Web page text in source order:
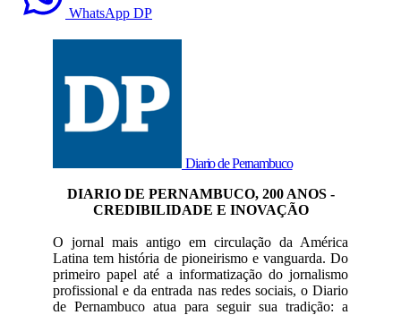
WhatsApp DP
Diario de Pernambuco
DIARIO DE PERNAMBUCO, 200 ANOS -
CREDIBILIDADE E INOVAÇÃO
O jornal mais antigo em circulação da América
Latina tem história de pioneirismo e vanguarda. Do
primeiro papel até a informatização do jornalismo
profissional e da entrada nas redes sociais, o Diario
de Pernambuco atua para seguir sua tradição: a